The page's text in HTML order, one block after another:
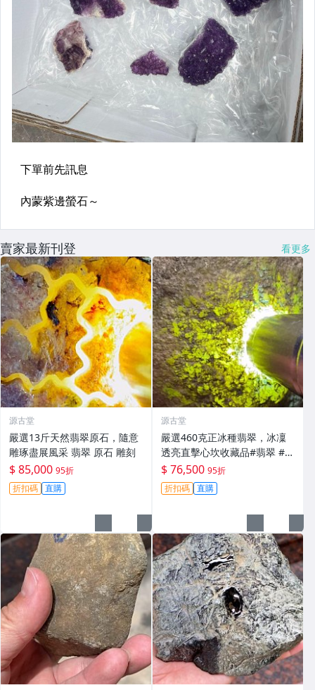
賣家最新刊登 看更多
源古堂
嚴選13斤天然翡翠原石，隨意
雕琢盡展風采 翡翠 原石 雕刻
$ 85,000 95折
折扣碼 直購
源古堂
嚴選460克正冰種翡翠，冰凜
透亮直擊心坎收藏品#翡翠 #天
然翡翠 #A貨翡翠玉石
$ 76,500 95折
折扣碼 直購